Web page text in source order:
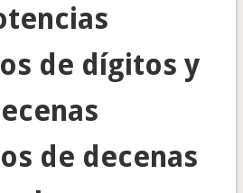
de dígitos y
de decenas